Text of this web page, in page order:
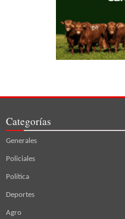
Categorías
Generales
Policiales
Política
Deportes
Agro